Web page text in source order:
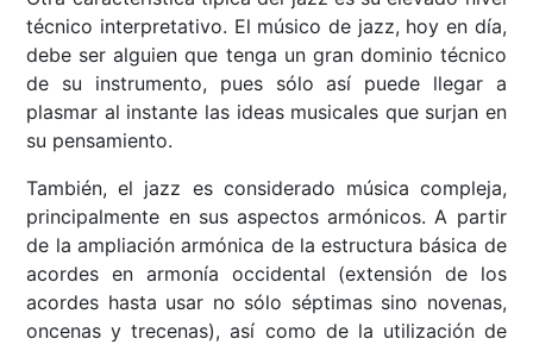
técnico interpretativo. El músico de jazz, hoy en día,
debe ser alguien que tenga un gran dominio técnico
de su instrumento, pues sólo así puede llegar a
plasmar al instante las ideas musicales que surjan en
su pensamiento.
También, el jazz es considerado música compleja,
principalmente en sus aspectos armónicos. A partir
de la ampliación armónica de la estructura básica de
acordes en armonía occidental (extensión de los
acordes hasta usar no sólo séptimas sino novenas,
oncenas y trecenas), así como de la utilización de